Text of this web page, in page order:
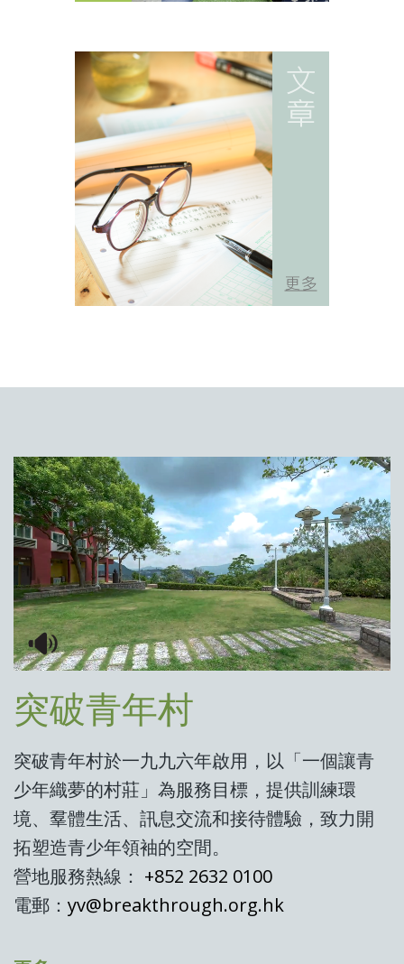
突破青年村
突破青年村於一九九六年啟用，以「一個讓青
少年織夢的村莊」為服務目標，提供訓練環
境、羣體生活、訊息交流和接待體驗，致力開
拓塑造青少年領袖的空間。
營地服務熱線： +852 2632 0100
電郵： yv@breakthrough.org.hk